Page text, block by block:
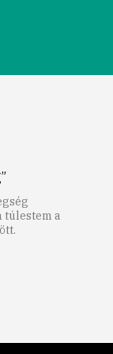
túlestem a